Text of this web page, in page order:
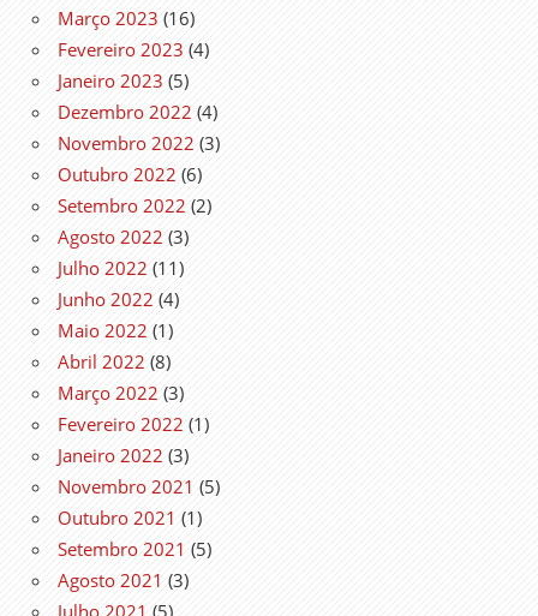
Março 2023 (16)
Fevereiro 2023 (4)
Janeiro 2023 (5)
Dezembro 2022 (4)
Novembro 2022 (3)
Outubro 2022 (6)
Setembro 2022 (2)
Agosto 2022 (3)
Julho 2022 (11)
Junho 2022 (4)
Maio 2022 (1)
Abril 2022 (8)
Março 2022 (3)
Fevereiro 2022 (1)
Janeiro 2022 (3)
Novembro 2021 (5)
Outubro 2021 (1)
Setembro 2021 (5)
Agosto 2021 (3)
Julho 2021 (5)